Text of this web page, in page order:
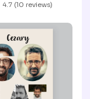
4.7 (10 reviews)